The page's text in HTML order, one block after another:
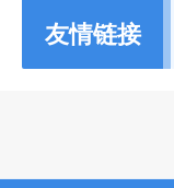
友情链接